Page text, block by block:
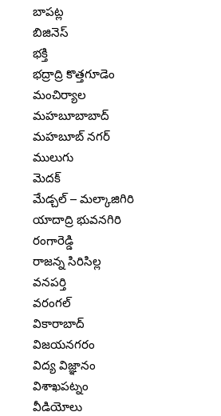
బాపట్ల
బిజినెస్
భక్తి
భద్రాద్రి కొత్తగూడెం
మంచిర్యాల
మహబూబాబాద్
మహబూబ్ నగర్
ములుగు
మెదక్
మేడ్చల్ – మల్కాజిగిరి
యాదాద్రి భువనగిరి
రంగారెడ్డి
రాజన్న సిరిసిల్ల
వనపర్తి
వరంగల్
వికారాబాద్
విజయనగరం
విద్య విజ్ఞానం
విశాఖపట్నం
వీడియోలు